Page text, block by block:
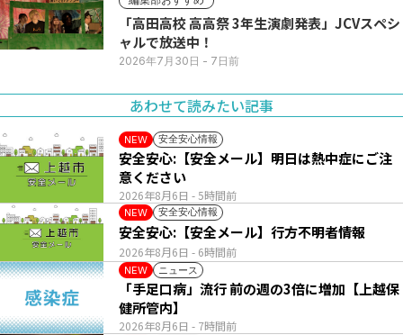
「高田高校 高高祭 3年生演劇発表」JCVスペシ
ャルで放送中！
2026年7月30日 - 7日前
あわせて読みたい記事
NEW 安全安心情報
2026年8月6日 - 5時間前
安全安心:【安全メール】明日は熱中症にご注
意ください
NEW 安全安心情報
2026年8月6日 - 6時間前
安全安心:【安全メール】行方不明者情報
NEW ニュース
2026年8月6日 - 7時間前
「手足口病」流行 前の週の3倍に増加【上越保
健所管内】